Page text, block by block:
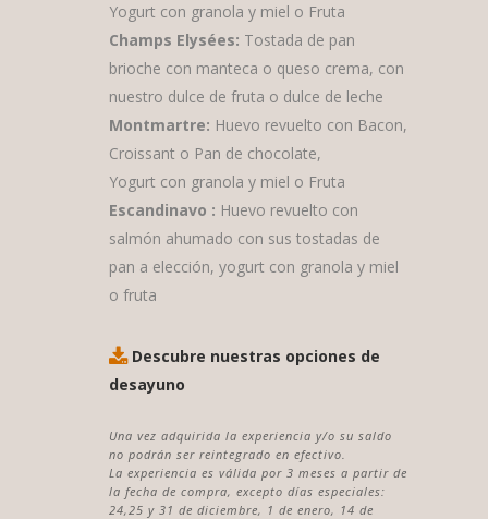
Yogurt con granola y miel o Fruta
Champs Elysées: Tostada de pan
brioche con manteca o queso crema, con
nuestro dulce de fruta o dulce de leche
Montmartre: Huevo revuelto con Bacon,
Croissant o Pan de chocolate,
Yogurt con granola y miel o Fruta
Escandinavo : Huevo revuelto con
salmón ahumado con sus tostadas de
pan a elección, yogurt con granola y miel
o fruta
Descubre nuestras opciones de
desayuno
Una vez adquirida la experiencia y/o su saldo
no podrán ser reintegrado en efectivo.
La experiencia es válida por 3 meses a partir de
la fecha de compra, excepto días especiales:
24,25 y 31 de diciembre, 1 de enero, 14 de